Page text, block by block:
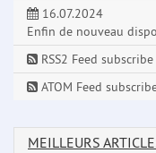
16.07.2024
Enfin de nouveau
RSS2 Feed subscribe
ATOM Feed
MEILLEURS